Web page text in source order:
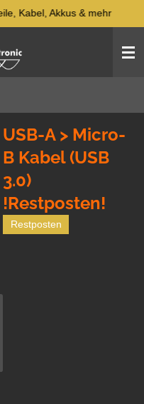
Kabel, Akkus & mehr
USB-A > Micro-
B Kabel (USB
3.0)
!Restposten!
Restposten